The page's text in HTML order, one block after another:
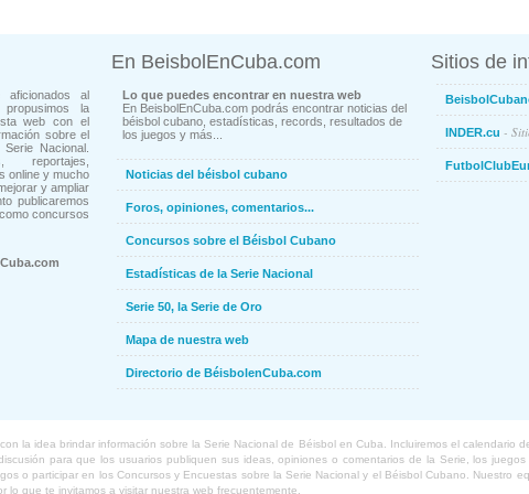
aficionados al
la
web con el
sobre el
Nacional.
reportajes,
online y mucho
y ampliar
publicaremos
concursos
En BeisbolEnCuba.com
Lo que puedes encontrar en nuestra web
En BeisbolEnCuba.com podrás encontrar noticias del
béisbol cubano, estadísticas, records, resultados de
los juegos y más...
Noticias del béisbol cubano
Foros, opiniones, comentarios...
Concursos sobre el Béisbol Cubano
Estadísticas de la Serie Nacional
Serie 50, la Serie de Oro
Mapa de nuestra web
Directorio de BéisbolenCuba.com
Sitios de
INDER.cu -
la idea brindar información sobre la Serie Nacional de Béisbol en Cuba. Incluiremos el calendario
para que los usuarios publiquen sus ideas, opiniones o comentarios de la Serie, los
o participar en los Concursos y Encuestas sobre la Serie Nacional y el Béisbol Cubano. Nuestro
lo que te invitamos a visitar nuestra web frecuentemente.